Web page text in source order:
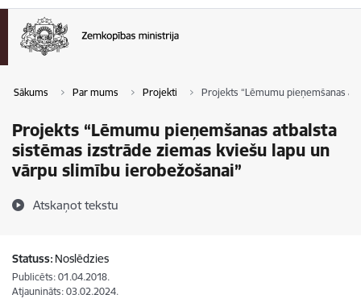
Sākums Par mums Projekti Projekts “Lēmumu pieņemšanas
Projekts “Lēmumu pieņemšanas atbalsta
sistēmas izstrāde ziemas kviešu lapu un
vārpu slimību ierobežošanai”
Atskaņot tekstu
Statuss: Noslēdzies
Publicēts: 01.04.2018.
Atjaunināts: 03.02.2024.